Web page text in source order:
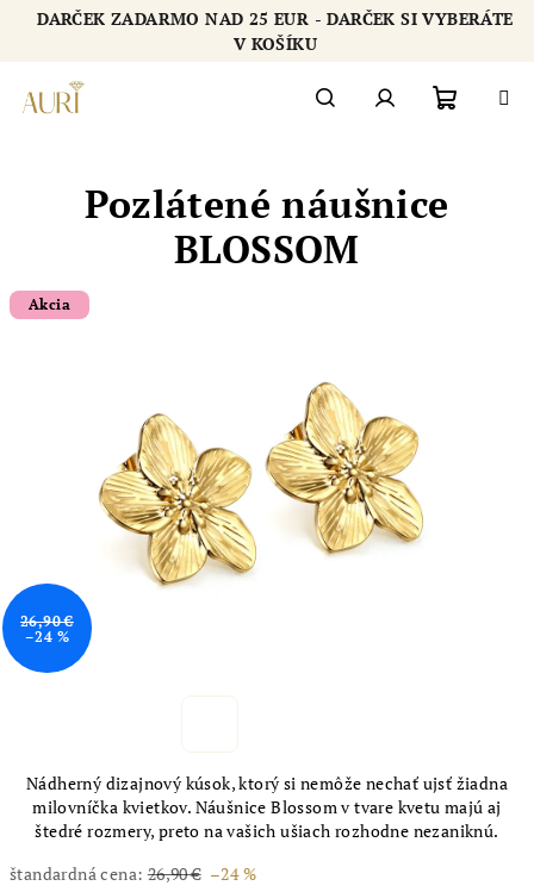
PrejsťDARČEK ZADARMO NAD 25 EUR - DARČEK SI VYBERÁTE
V KOŠÍKU
košík
Nádherný dizajnový kúsok, ktorý si nemôže nechať ujsť žiadna
milovníčka kvietkov. Náušnice Blossom v tvare kvetu majú aj
štedré rozmery, preto na vašich ušiach rozhodne nezaniknú.
štandardná cena: 26,90 € –24 %
Pozlátené náušnice
BLOSSOM
Akcia
26,90 €
–24 %
Chatbot šperkovnice AURI